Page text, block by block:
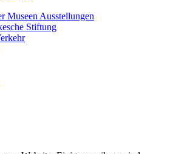
Museen Ausstellungen
Stiftung